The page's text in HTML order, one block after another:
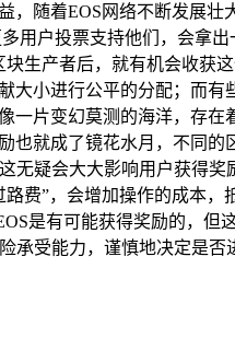
，随着EOS网络不断发展
用户投票支持他们，会拿
块生产者后，就有机会收
大小进行公平的分配；而
一片变幻莫测的海洋，存
也就成了镜花水月，不同
无疑会大大影响用户获得
费”，会增加操作的成本
是有可能获得奖励的，
承受能力，谨慎地决定是